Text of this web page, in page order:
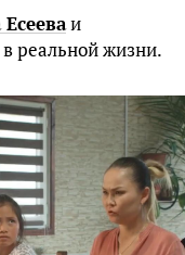
и
реальной жизни.